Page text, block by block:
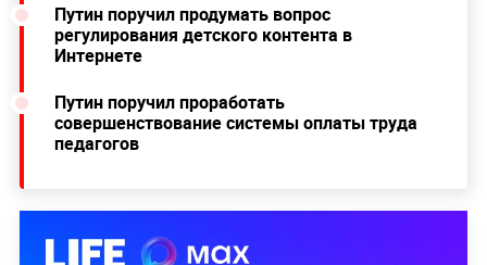
Путин поручил продумать вопрос
регулирования детского контента в
Интернете
Путин поручил проработать
совершенствование системы оплаты труда
педагогов